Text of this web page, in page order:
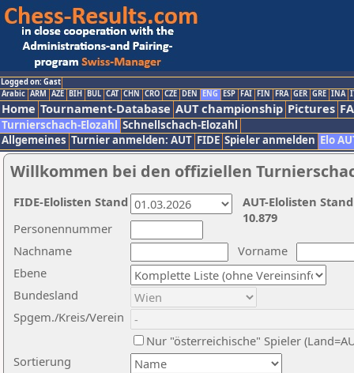
Logged on: Gast
Arabic ARM AZE BIH BUL CAT CHN CRO CZE DEN ENG ESP FAI FIN FRA GER GRE INA
Home Tournament-Database AUT championship Pictures
Turnierschach-Elozahl Schnellschach-Elozahl
Allgemeines Turnier anmelden: AUT FIDE Spieler anmelden Elo
Willkommen bei den offiziellen
Nachname
Vorname
Ebene
Sortierung
Personennummer
Bundesland
Spgem./Kreis/Verein
Nur "österreichische" Spieler
AUT-Elolisten
10.879
FIDE-Elolisten Stand